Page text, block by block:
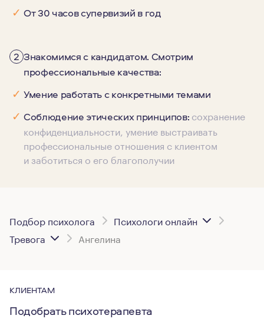
✓ От 30 часов супервизий в год
2 Знакомимся с кандидатом. Смотрим
профессиональные качества:
✓ Умение работать с конкретными темами
✓ Соблюдение этических принципов: сохранение
конфиденциальности, умение выстраивать
профессиональные отношения с клиентом
и заботиться о его благополучии
Подбор психолога
Психологи онлайн
Тревога
Ангелина
КЛИЕНТАМ
Подобрать психотерапевта